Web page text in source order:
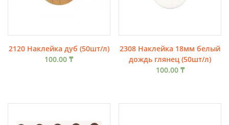
2120 Наклейка дуб (50шт/л)
100.00 ₸
2308 Наклейка 18мм белый
дождь глянец (50шт/л)
100.00₸